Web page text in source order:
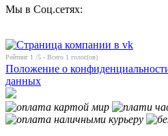
Мы в Соц.сетях:
Рейтинг 1 /5 - Всего 1 голос(ов)
Положение о
данных